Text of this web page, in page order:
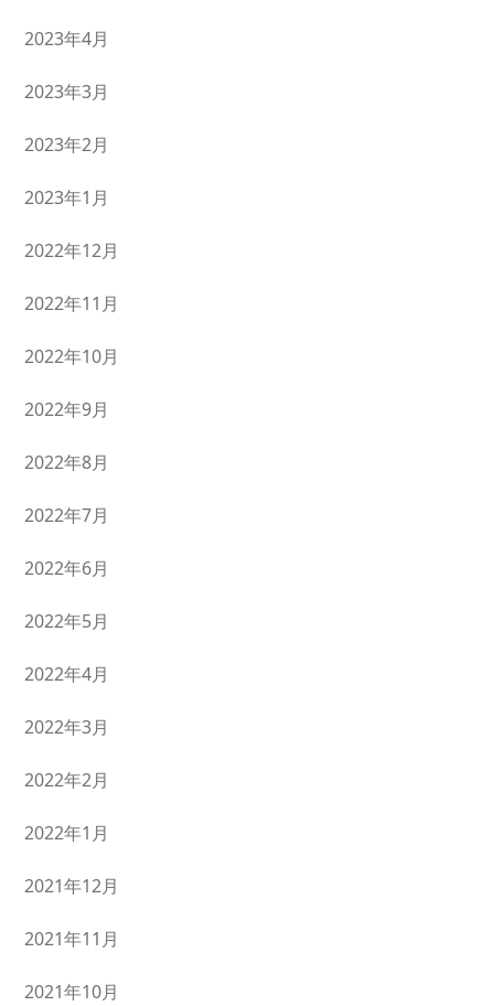
2023年4月
2023年3月
2023年2月
2023年1月
2022年12月
2022年11月
2022年10月
2022年9月
2022年8月
2022年7月
2022年6月
2022年5月
2022年4月
2022年3月
2022年2月
2022年1月
2021年12月
2021年11月
2021年10月